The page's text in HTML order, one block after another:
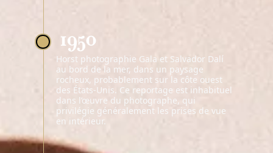
1950
Horst photographie Gala et Salvador Dalí
au bord de la mer, dans un paysage
rocheux, probablement sur la côte ouest
des États-Unis. Ce reportage est inhabituel
dans l’œuvre du photographe, qui
privilégie généralement les prises de vue
en intérieur.